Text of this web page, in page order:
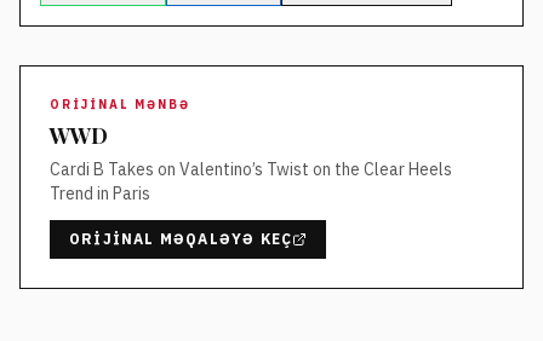
ORIJINAL MƏNBƏ
WWD
Cardi B Takes on Valentino’s Twist on the Clear Heels
Trend in Paris
ORIJINAL MƏQALƏYƏ KEÇ